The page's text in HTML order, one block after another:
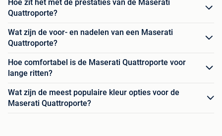
Hoe zit het met de prestaties van de Maserati
Quattroporte?
Wat zijn de voor- en nadelen van een Maserati
Quattroporte?
Hoe comfortabel is de Maserati Quattroporte voor
lange ritten?
Wat zijn de meest populaire kleur opties voor de
Maserati Quattroporte?